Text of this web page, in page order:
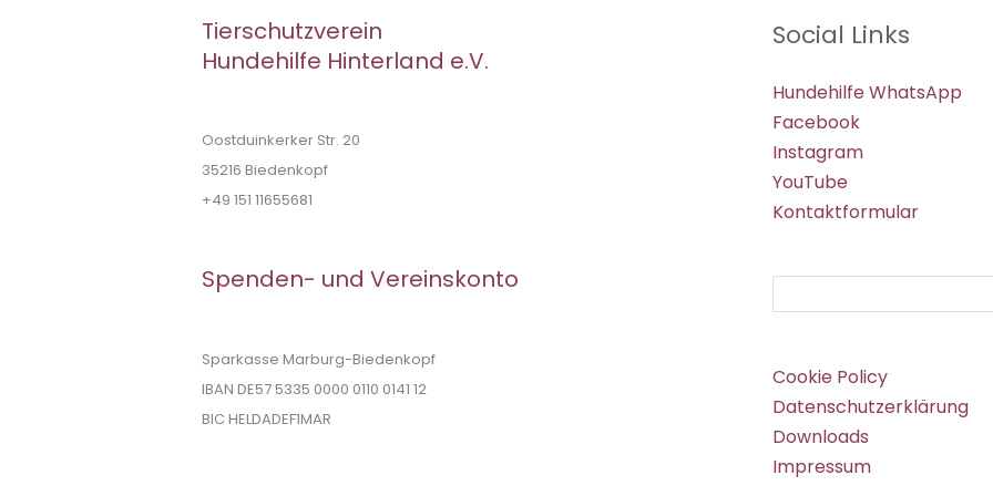
Tierschutzverein
Hundehilfe Hinterland e.V.
Oostduinkerker Str. 20
35216 Biedenkopf
+49 151 11655681
Spenden- und Vereinskonto
Sparkasse Marburg-Biedenkopf
IBAN DE57 5335 0000 0110 0141 12
BIC HELDADEF1MAR
Social Links
Hundehilfe WhatsApp
Facebook
Instagram
YouTube
Kontaktformular
Cookie Policy
Datenschutzerklärung
Downloads
Impressum